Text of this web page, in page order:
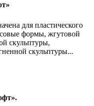
для пластического
формы, жгутовой
скульптуры,
скульптуры...